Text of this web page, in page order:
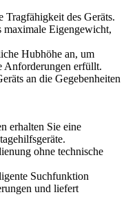
Tragfähigkeit des Geräts.
maximale Eigengewicht,
Hubhöhe an, um
Anforderungen erfüllt.
an die Gegebenheiten
erhalten Sie eine
ohne technische
Suchfunktion
und liefert